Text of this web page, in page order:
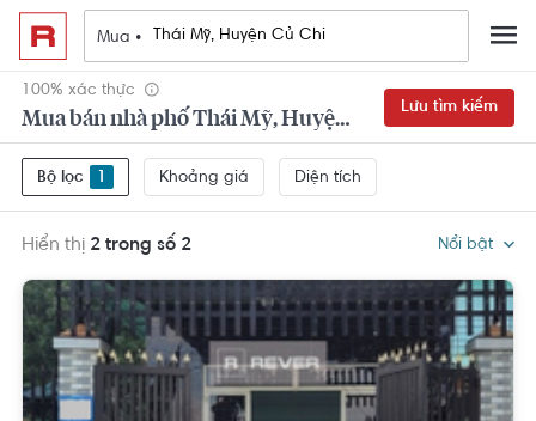
Mua •
100% xác thực
Mua bán nhà phố Thái Mỹ, Huyện Củ Chi
Lưu tìm kiếm
Bộ lọc 1 Khoảng giá Diện tích
Hiển thị 2 trong số 2 Nổi bật